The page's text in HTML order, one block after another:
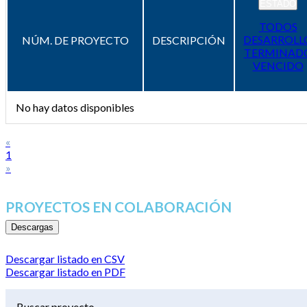
NÚM. DE PROYECTO DESCRIPCIÓN
TODOS
VENCIDO
No hay datos disponibles
«
1
»
PROYECTOS EN COLABORACIÓN
Descargas
Descargar listado en CSV
Descargar listado en PDF